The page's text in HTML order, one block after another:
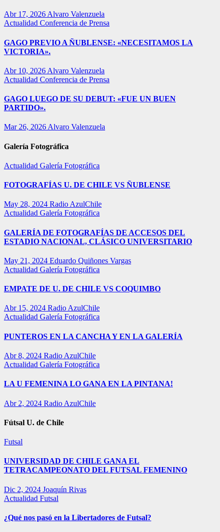
Abr 17, 2026 Alvaro Valenzuela
Actualidad Conferencia de Prensa
GAGO PREVIO A ÑUBLENSE: «NECESITAMOS LA
VICTORIA».
Abr 10, 2026 Alvaro Valenzuela
Actualidad Conferencia de Prensa
GAGO LUEGO DE SU DEBUT: «FUE UN BUEN
PARTIDO».
Mar 26, 2026 Alvaro Valenzuela
Galería Fotográfica
Actualidad Galería Fotográfica
FOTOGRAFÍAS U. DE CHILE VS ÑUBLENSE
May 28, 2024 Radio AzulChile
Actualidad Galería Fotográfica
GALERÍA DE FOTOGRAFÍAS DE ACCESOS DEL
ESTADIO NACIONAL, CLÁSICO UNIVERSITARIO
May 21, 2024 Eduardo Quiñones Vargas
Actualidad Galería Fotográfica
EMPATE DE U. DE CHILE VS COQUIMBO
Abr 15, 2024 Radio AzulChile
Actualidad Galería Fotográfica
PUNTEROS EN LA CANCHA Y EN LA GALERÍA
Abr 8, 2024 Radio AzulChile
Actualidad Galería Fotográfica
LA U FEMENINA LO GANA EN LA PINTANA!
Abr 2, 2024 Radio AzulChile
Fútsal U. de Chile
Futsal
UNIVERSIDAD DE CHILE GANA EL
TETRACAMPEONATO DEL FUTSAL FEMENINO
Dic 2, 2024 Joaquín Rivas
Actualidad Futsal
¿Qué nos pasó en la Libertadores de Futsal?